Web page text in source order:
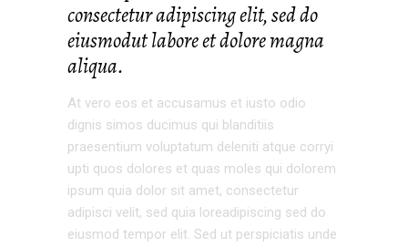
consectetur adipiscing elit, sed do
eiusmodut labore et dolore magna
aliqua.
At vero eos et accusamus et iusto odio
dignis simos ducimus qui blanditiis
praesentium voluptatum deleniti atque corryi
upti quos dolores et quas moles qui dolorem
ipsum quia dolor sit amet, consectetur
adipisci velit, sed quia loreadipiscing sed do
eiusmod tempor elit. Sed ut perspiciatis unde